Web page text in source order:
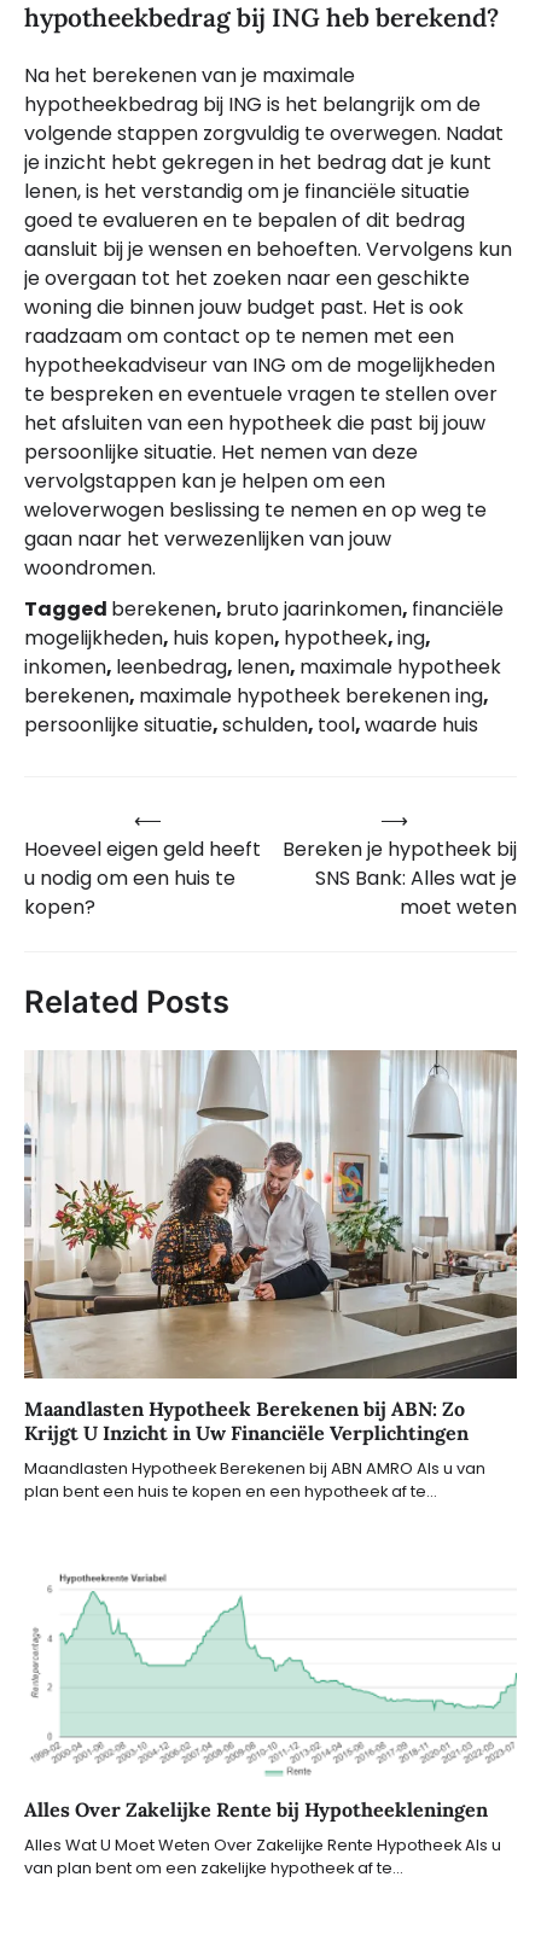
hypotheekbedrag bij ING heb berekend?
Na het berekenen van je maximale
hypotheekbedrag bij ING is het belangrijk om de
volgende stappen zorgvuldig te overwegen. Nadat
je inzicht hebt gekregen in het bedrag dat je kunt
lenen, is het verstandig om je financiële situatie
goed te evalueren en te bepalen of dit bedrag
aansluit bij je wensen en behoeften. Vervolgens kun
je overgaan tot het zoeken naar een geschikte
woning die binnen jouw budget past. Het is ook
raadzaam om contact op te nemen met een
hypotheekadviseur van ING om de mogelijkheden
te bespreken en eventuele vragen te stellen over
het afsluiten van een hypotheek die past bij jouw
persoonlijke situatie. Het nemen van deze
vervolgstappen kan je helpen om een
weloverwogen beslissing te nemen en op weg te
gaan naar het verwezenlijken van jouw
woondromen.
Tagged berekenen, bruto jaarinkomen, financiële
mogelijkheden, huis kopen, hypotheek,ing,
inkomen, leenbedrag, lenen, maximale hypotheek
berekenen, maximale hypotheek berekenen ing,
persoonlijke situatie,schulden, tool,waarde huis
navigatie
⟵
Hoeveel eigen geld heeft
u nodig om een huis te
kopen?
Bereken je hypotheek bij
SNS Bank: Alles wat je
moet weten
⟶
Related Posts
Maandlasten Hypotheek Berekenen bij ABN: Zo
Krijgt U Inzicht in Uw Financiële Verplichtingen
Maandlasten Hypotheek Berekenen bij ABN AMRO Als u van
plan bent een huis te kopen en een hypotheek af te…
Alles Over Zakelijke Rente bij Hypotheekleningen
Alles Wat U Moet Weten Over Zakelijke Rente Hypotheek Als u
van plan bent om een zakelijke hypotheek af te…